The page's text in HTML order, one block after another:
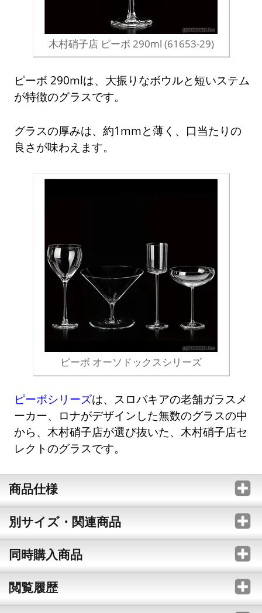
木村硝子店 ピーボ 290ml (61653-29)
ピーボ 290mlは、大振りなボウルと短いステム
が特徴のグラスです。
グラスの厚みは、約1mmと薄く、口当たりの
良さが味わえます。
ピーボ オーソドックスシリーズ
ピーボシリーズは、スロバキアの老舗ガラスメ
ーカー、ロナがデザインした無数のグラスの中
から、木村硝子店が選び抜いた、木村硝子店セ
レクトのグラスです。
商品仕様
別サイズ・関連商品
同時購入商品
閲覧履歴